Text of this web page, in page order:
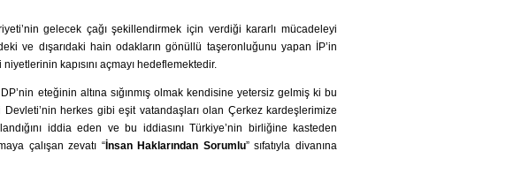
gelecek çağı şekillendirmek için verdiği kararlı mücadeleyi
ve dışarıdaki hain odakların gönüllü taşeronluğunu yapan İP’in
kapısını açmayı hedeflemektedir.
eteğinin altına sığınmış olmak kendisine yetersiz gelmiş ki bu
herkes gibi eşit vatandaşları olan Çerkez kardeşlerimize
iddia eden ve bu iddiasını Türkiye’nin birliğine kasteden
çalışan zevatı “İnsan Haklarından Sorumlu” sıfatıyla divanına